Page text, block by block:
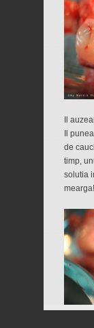
Il
Il
de
timp,
solutia